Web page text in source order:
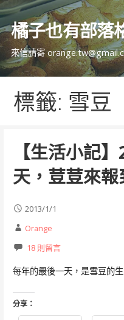
跳
主
內
橘子也有部落
來信請寄
標籤: 雪豆
【生活小記
天，荳荳來報
2013/1/1
Orange
18 則留言
每年的最後一天，是雪豆的
分享：